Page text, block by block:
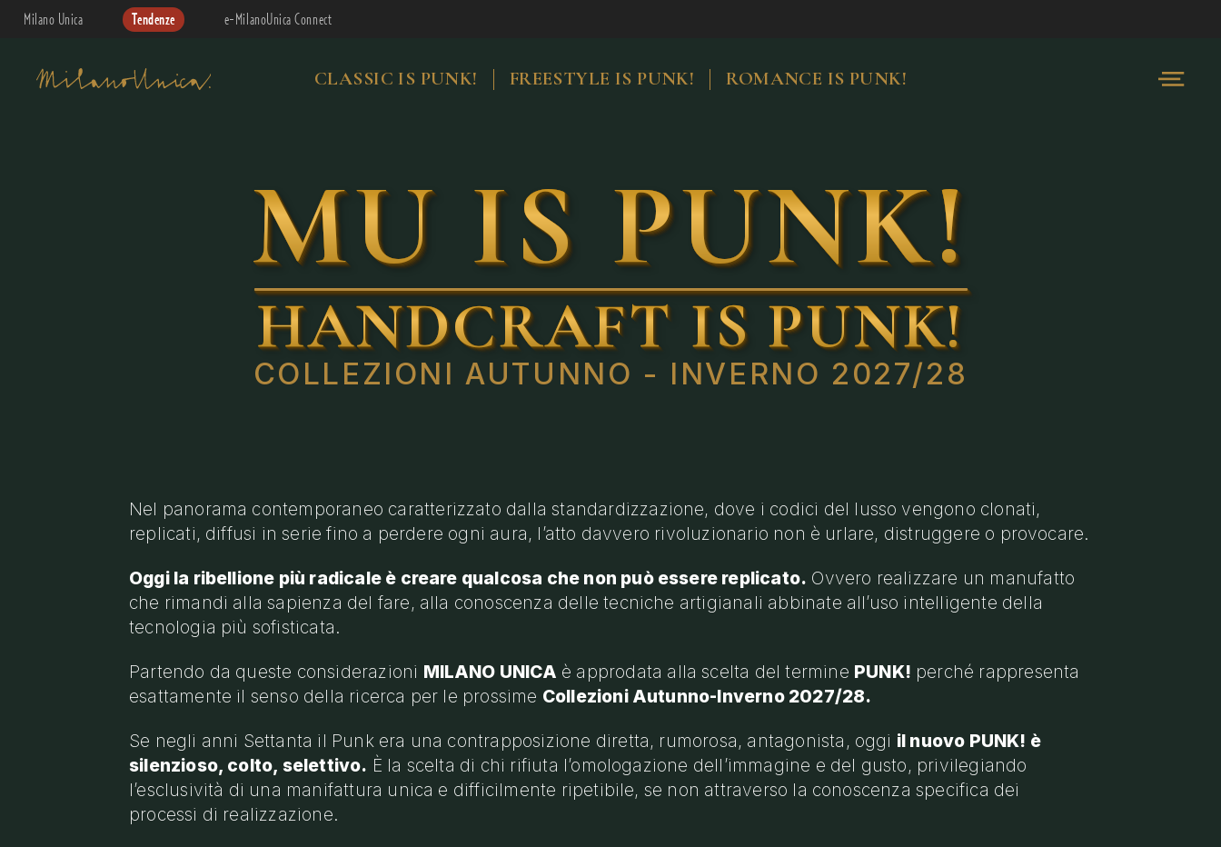
Milano Unica Tendenze e-MilanoUnica Connect
CLASSIC IS PUNK! FREESTYLE IS PUNK! ROMANCE IS PUNK!
MU IS PUNK!
HANDCRAFT IS PUNK!
COLLEZIONI AUTUNNO - INVERNO 2027/28
Nel panorama contemporaneo caratterizzato dalla standardizzazione, dove i codici del lusso vengono clonati,
replicati, diffusi in serie fino a perdere ogni aura, l’atto davvero rivoluzionario non è urlare, distruggere o provocare.
Oggi la ribellione più radicale è creare qualcosa che non può essere replicato. Ovvero realizzare un manufatto
che rimandi alla sapienza del fare, alla conoscenza delle tecniche artigianali abbinate all’uso intelligente della
tecnologia più sofisticata.
Partendo da queste considerazioni MILANO UNICA è approdata alla scelta del termine PUNK! perché rappresenta
esattamente il senso della ricerca per le prossime Collezioni Autunno-Inverno 2027/28.
Se negli anni Settanta il Punk era una contrapposizione diretta, rumorosa, antagonista, oggi il nuovo PUNK! è
silenzioso, colto, selettivo. È la scelta di chi rifiuta l’omologazione dell’immagine e del gusto, privilegiando
l’esclusività di una manifattura unica e difficilmente ripetibile, se non attraverso la conoscenza specifica dei
processi di realizzazione.